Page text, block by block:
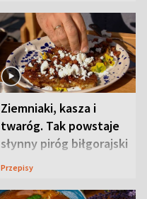
Ziemniaki, kasza i
twaróg. Tak powstaje
słynny piróg biłgorajski
Przepisy